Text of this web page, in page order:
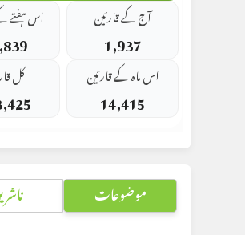
آج کے قارئین
1,937
اس ہفتے
اس ماہ کے قارئین
14,415
کل
موضوعات